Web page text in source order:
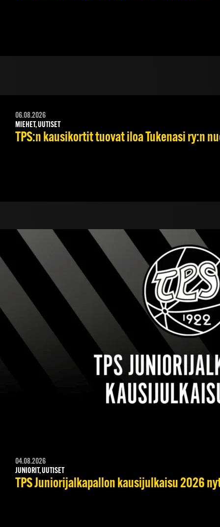
06.08.2026
MIEHET, UUTISET
TPS:n kausikortit tuovat iloa Tukenasi ry:n
04.08.2026
JUNIORIT, UUTISET
TPS Juniorijalkapallon kausijulkaisu 2026